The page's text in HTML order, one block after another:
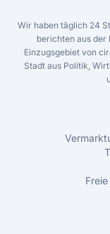
Wir haben täglich 24
berichten aus der
Einzugsgebiet von
Stadt aus Politik,